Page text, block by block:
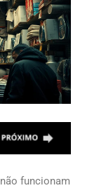
não funcionam